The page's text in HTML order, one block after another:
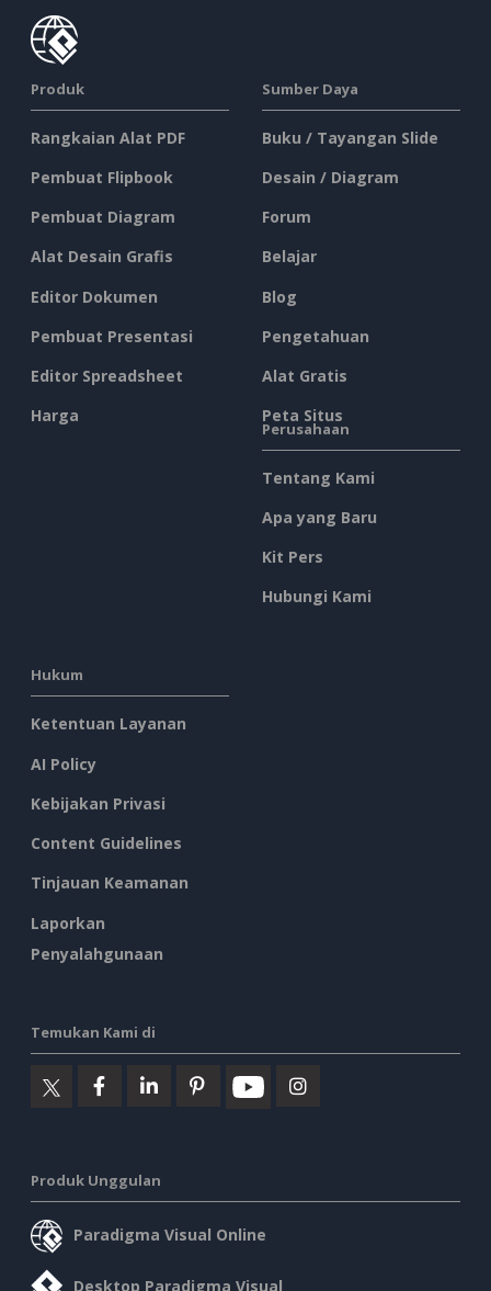
Produk
Rangkaian Alat PDF
Pembuat Flipbook
Pembuat Diagram
Alat Desain Grafis
Editor Dokumen
Pembuat Presentasi
Editor Spreadsheet
Harga
Sumber Daya
Buku / Tayangan Slide
Desain / Diagram
Forum
Belajar
Blog
Pengetahuan
Alat Gratis
Peta Situs
Perusahaan
Tentang Kami
Apa yang Baru
Kit Pers
Hubungi Kami
Hukum
Ketentuan Layanan
AI Policy
Kebijakan Privasi
Content Guidelines
Tinjauan Keamanan
Laporkan
Penyalahgunaan
Temukan Kami di
Produk Unggulan
Paradigma Visual Online
Desktop Paradigma Visual